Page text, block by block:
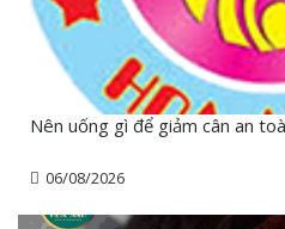
Nên uống gì để giảm cân an
06/08/2026